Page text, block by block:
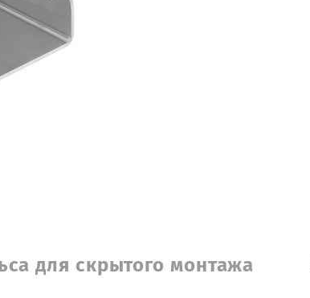
для скрытого монтажа